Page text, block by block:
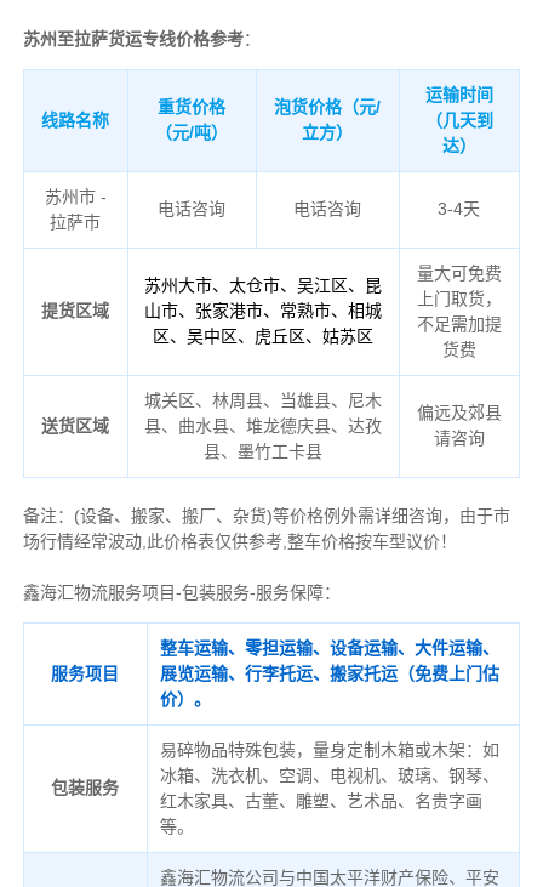
苏州至拉萨货运专线价格参考：
线路名称
重货价格
（元/吨）
泡货价格（元/
立方）
运输时间
（几天到
达）
苏州市 -
拉萨市
电话咨询 电话咨询 3-4天
提货区域
苏州大市、太仓市、吴江区、昆
山市、张家港市、常熟市、相城
区、吴中区、虎丘区、姑苏区
量大可免费
上门取货，
不足需加提
货费
送货区域
城关区、林周县、当雄县、尼木
县、曲水县、堆龙德庆县、达孜
县、墨竹工卡县
偏远及郊县
请咨询
备注： (设备、搬家、搬厂、杂货)等价格例外需详细咨询，由于市
场行情经常波动,此价格表仅供参考,整车价格按车型议价！
鑫海汇物流服务项目-包装服务-服务保障：
服务项目
整车运输、零担运输、设备运输、大件运输、
展览运输、行李托运、搬家托运（免费上门估
价）。
包装服务
易碎物品特殊包装，量身定制木箱或木架：如
冰箱、洗衣机、空调、电视机、玻璃、钢琴、
红木家具、古董、雕塑、艺术品、名贵字画
等。
鑫海汇物流公司与中国太平洋财产保险、平安